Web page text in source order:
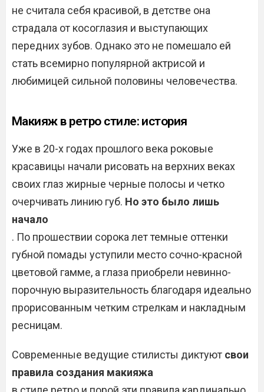
не считала себя красивой, в детстве она
страдала от косоглазия и выступающих
передних зубов. Однако это не помешало ей
стать всемирно популярной актрисой и
любимицей сильной половины человечества.
Макияж в ретро стиле: история
Уже в 20-х годах прошлого века роковые
красавицы начали рисовать на верхних веках
своих глаз жирные черные полосы и четко
очерчивать линию губ. Но это было лишь
начало
. По прошествии сорока лет темные оттенки
губной помады уступили место сочно-красной
цветовой гамме, а глаза приобрели невинно-
порочную выразительность благодаря идеально
прорисованным четким стрелкам и накладным
ресницам.
Современные ведущие стилисты диктуют свои
правила создания макияжа